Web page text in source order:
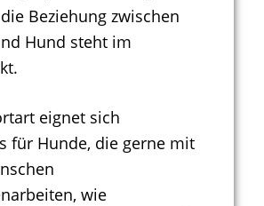
Beziehung zwischen
Hund steht im
eignet sich
für Hunde, die gerne mit
wie